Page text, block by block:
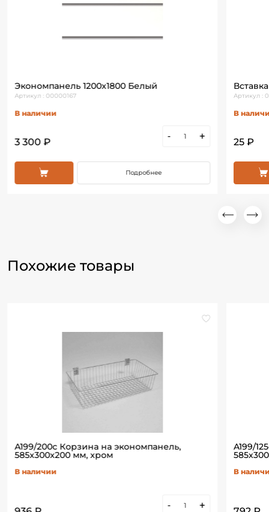
Экономпанель 1200х1800 Белый
Артикул : 00000167
В наличии
3 300 ₽
- +
Подробнее
Артикул :
В
25 ₽
Похожие товары
A199/200c Корзина на экономпанель,
585х300х200 мм, хром
В наличии
- +
A199/
В